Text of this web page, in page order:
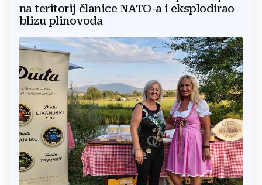
na teritorij članice NATO-a i eksplodirao
blizu plinovoda